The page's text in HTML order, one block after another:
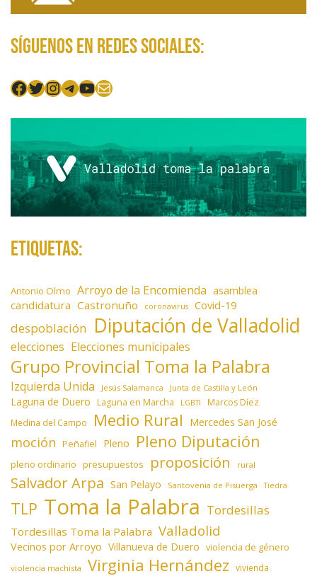
Síguenos en redes sociales:
Facebook
Twitter
Instagram
Telegram
YouTube
Mail
Etiquetas:
Antonio Olmo Arroyo de la Encomienda asamblea
candidatura Castronuño coronavirus Covid-19
despoblación Diputación de Valladolid
elecciones Elecciones municipales
Grupo Provincial Toma la Palabra
Izquierda Unida Jesús Salamanca Junta de Castilla y León
Laguna de Duero Laguna en Marcha LGBTI Marcos Díez
Medina del Campo Medio Rural Mercedes San José
moción Peñafiel Pleno Pleno Diputación
pleno ordinario presupuestos proposición rural
Salvador Arpa San Pelayo Santovenia de Pisuerga Tiedra
TLP Toma la Palabra Tordesillas
Tordesillas Toma la Palabra Valladolid
Vecinos por Arroyo Villanueva de Duero violencia de género
violencia machista Virginia Hernández vivienda